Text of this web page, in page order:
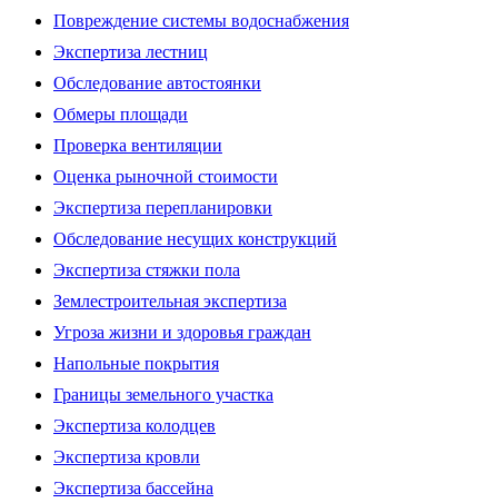
Повреждение системы водоснабжения
Экспертиза лестниц
Обследование автостоянки
Обмеры площади
Проверка вентиляции
Оценка рыночной стоимости
Экспертиза перепланировки
Обследование несущих конструкций
Экспертиза стяжки пола
Землестроительная экспертиза
Угроза жизни и здоровья граждан
Напольные покрытия
Границы земельного участка
Экспертиза колодцев
Экспертиза кровли
Экспертиза бассейна